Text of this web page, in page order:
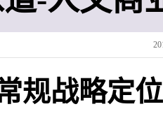
具体
：首页>